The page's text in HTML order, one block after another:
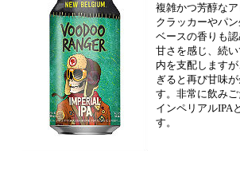
複雑かつ芳醇なア
クラッカーやパ
ベースの香りも
甘さを感じ、続
内を支配します
ぎると再び甘味
す。非常に飲み
インペリアルIPA
す。